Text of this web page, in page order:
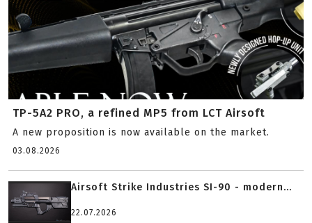
TP-5A2 PRO, a refined MP5 from LCT Airsoft
A new proposition is now available on the market.
03.08.2026
Airsoft Strike Industries SI-90 - modern...
22.07.2026